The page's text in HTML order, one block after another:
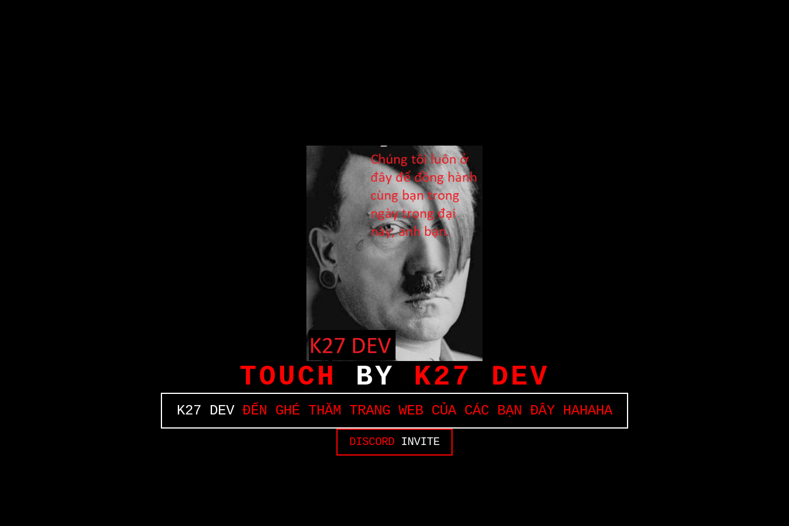
TOUCH BY K27 DEV
K27 DEVĐẾN GHÉ THĂM TRANG WEB CỦA CÁC BẠN ĐÂY HAHAHA
DISCORD INVITE